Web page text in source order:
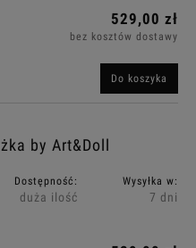
529,00 zł
bez kosztów dostawy
Do koszyka
by Art&Doll
Dostępność:
duża ilość
Wysyłka w:
7 dni